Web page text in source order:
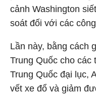
cảnh Washington
soát đối với các
Lần này, bằng cách
Trung Quốc cho các
Trung Quốc đại lục,
vết xe đổ và giảm